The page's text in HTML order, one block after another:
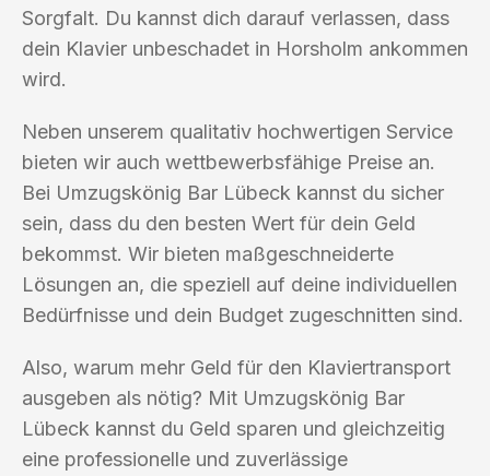
Sorgfalt. Du kannst dich darauf verlassen, dass
dein Klavier unbeschadet in Horsholm ankommen
wird.
Neben unserem qualitativ hochwertigen Service
bieten wir auch wettbewerbsfähige Preise an.
Bei Umzugskönig Bar Lübeck kannst du sicher
sein, dass du den besten Wert für dein Geld
bekommst. Wir bieten maßgeschneiderte
Lösungen an, die speziell auf deine individuellen
Bedürfnisse und dein Budget zugeschnitten sind.
Also, warum mehr Geld für den Klaviertransport
ausgeben als nötig? Mit Umzugskönig Bar
Lübeck kannst du Geld sparen und gleichzeitig
eine professionelle und zuverlässige